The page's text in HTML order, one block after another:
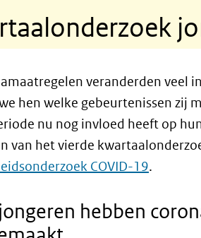
veranderden veel
hen welke gebeurtenissen zij
nu nog invloed heeft op
van het vierde
COVID-19.
hebben